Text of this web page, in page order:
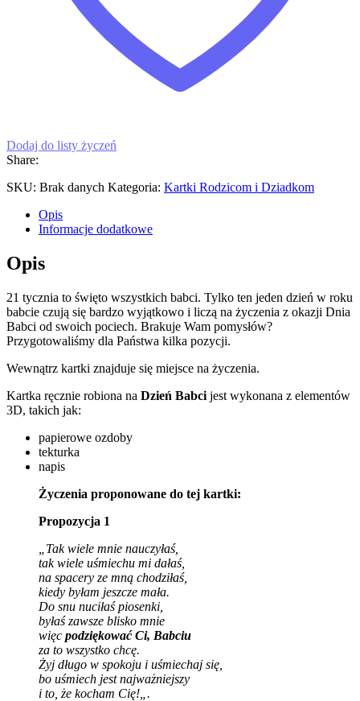
Dodaj do listy życzeń
Share:
SKU: Brak danych Kategoria: Kartki Rodzicom i Dziadkom
Opis
Informacje dodatkowe
Opis
21 tycznia to święto wszystkich babci. Tylko ten jeden dzień w roku
babcie czują się bardzo wyjątkowo i liczą na życzenia z okazji Dnia
Babci od swoich pociech. Brakuje Wam pomysłów?
Przygotowaliśmy dla Państwa kilka pozycji.
Wewnątrz kartki znajduje się miejsce na życzenia.
Kartka ręcznie robiona na Dzień Babci jest wykonana z elementów
3D, takich jak:
papierowe ozdoby
tekturka
napis
Życzenia proponowane do tej kartki:
Propozycja 1
„Tak wiele mnie nauczyłaś,
tak wiele uśmiechu mi dałaś,
na spacery ze mną chodziłaś,
kiedy byłam jeszcze mała.
Do snu nuciłaś piosenki,
byłaś zawsze blisko mnie
więc podziękować Ci, Babciu
za to wszystko chcę.
Żyj długo w spokoju i uśmiechaj się,
bo uśmiech jest najważniejszy
i to, że kocham Cię! „.